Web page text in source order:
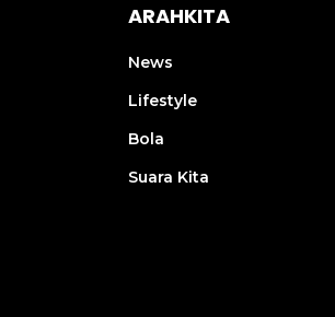
ARAHKITA
News
Lifestyle
Bola
Suara Kita